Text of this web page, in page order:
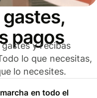
pagos
y recibas
lo que necesitas,
lo necesites.
en todo el